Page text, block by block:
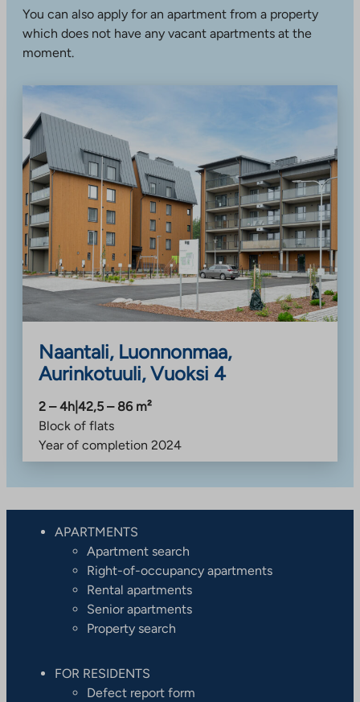
You can also apply for an apartment from a property
which does not have any vacant apartments at the
moment.
Naantali, Luonnonmaa,
Aurinkotuuli, Vuoksi 4
2 – 4h 42,5 – 86 m²
Block of flats
Year of completion 2024
APARTMENTS
Apartment search
Right-of-occupancy apartments
Rental apartments
Senior apartments
Property search
FOR RESIDENTS
Defect report form